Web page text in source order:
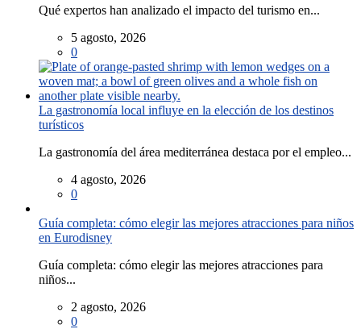
Qué expertos han analizado el impacto del turismo en...
5 agosto, 2026
0
La gastronomía local influye en la elección de los destinos
turísticos
La gastronomía del área mediterránea destaca por el empleo...
4 agosto, 2026
0
Guía completa: cómo elegir las mejores atracciones para niños
en Eurodisney
Guía completa: cómo elegir las mejores atracciones para
niños...
2 agosto, 2026
0